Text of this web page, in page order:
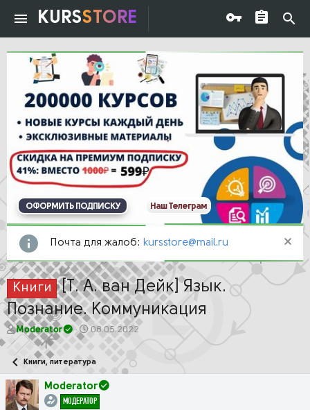
KURSSTORE
ОФОРМИТЬ ПОДПИСКУ Наш Телеграм
Почта для жалоб: kursstore@mail.ru
Книги [Т. А. ван Дейк] Язык.
Познание. Коммуникация
А
т
о
р
т
е
Moderator
Д
а
а
ч
08.05.2022
Книги, литература
Moderator
МОДЕРАТОР